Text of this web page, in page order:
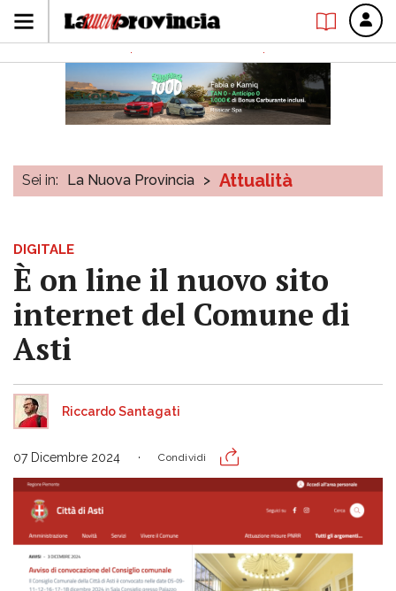
Sei in: La Nuova Provincia > Attualità
DIGITALE
È on line il nuovo sito
internet del Comune di
Asti
Riccardo Santagati
07 Dicembre 2024 Condividi